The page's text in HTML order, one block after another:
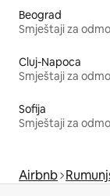
Beograd
Smještaji za
Cluj-Napoca
Smještaji za
Sofija
Smještaji za
Airbnb